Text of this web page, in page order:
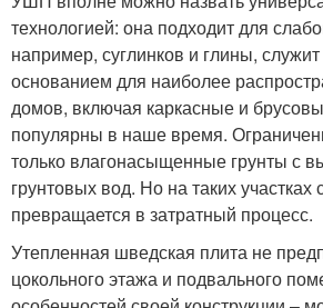
технологией: она подходит для
например, суглинков и глины,
основанием для наиболее
домов, включая каркасные и
популярны в наше время.
только влагонасыщенные грунты с
грунтовых вод. Но на таких участках
превращается в затратный процесс.
Утепленная шведская плита не
цокольного этажа и подвального